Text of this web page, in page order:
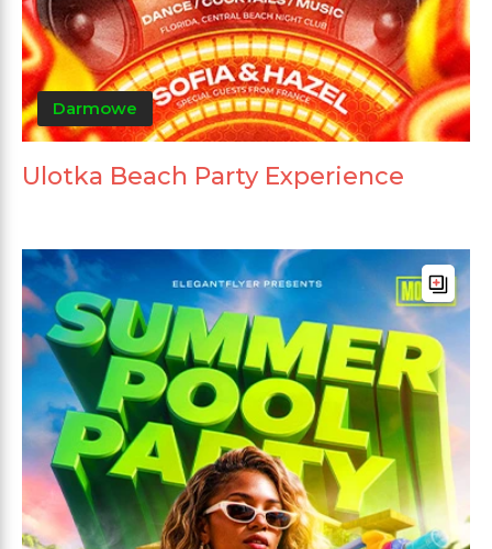
Darmowe
Ulotka Beach Party Experience